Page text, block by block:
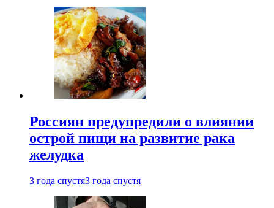
Россиян предупредили о влиянии
острой пищи на развитие рака
желудка
3 года спустя3 года спустя